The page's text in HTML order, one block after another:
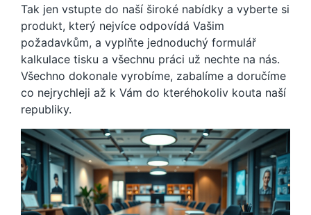
Tak jen vstupte do naší široké nabídky a vyberte si
produkt, který nejvíce odpovídá Vašim
požadavkům, a vyplňte jednoduchý formulář
kalkulace tisku a všechnu práci už nechte na nás.
Všechno dokonale vyrobíme, zabalíme a doručíme
co nejrychleji až k Vám do kteréhokoliv kouta naší
republiky.